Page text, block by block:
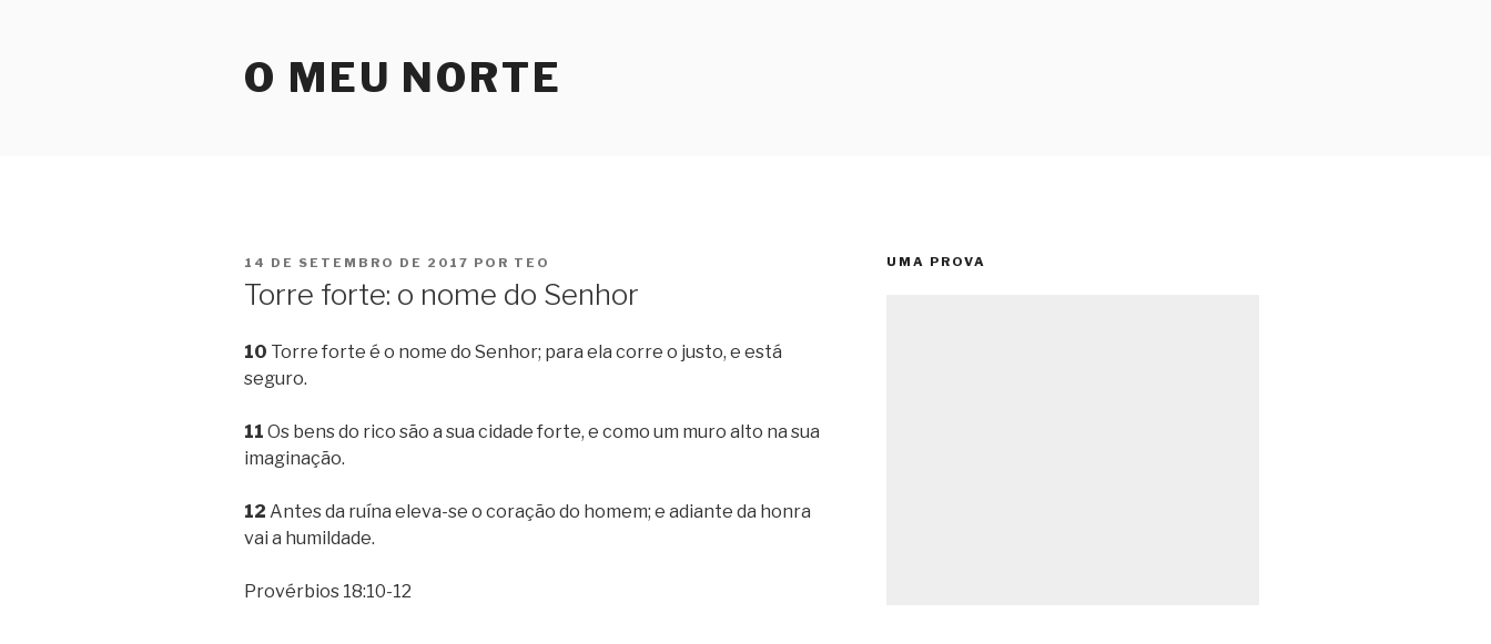
O MEU NORTE
PUBLICADO
14 DE SETEMBRO DE 2017 POR TEO
Torre forte: o nome do Senhor
10 Torre forte é o nome do Senhor; para ela corre o justo, e está
seguro.
11 Os bens do rico são a sua cidade forte, e como um muro alto na sua
imaginação.
12 Antes da ruína eleva-se o coração do homem; e adiante da honra
vai a humildade.
Provérbios 18:10-12
UMA PROVA